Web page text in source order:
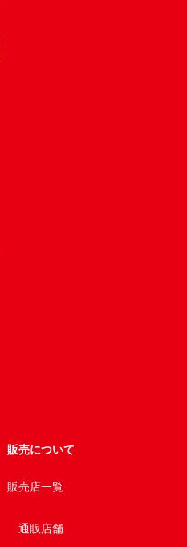
販売について
販売店一覧
通販店舗